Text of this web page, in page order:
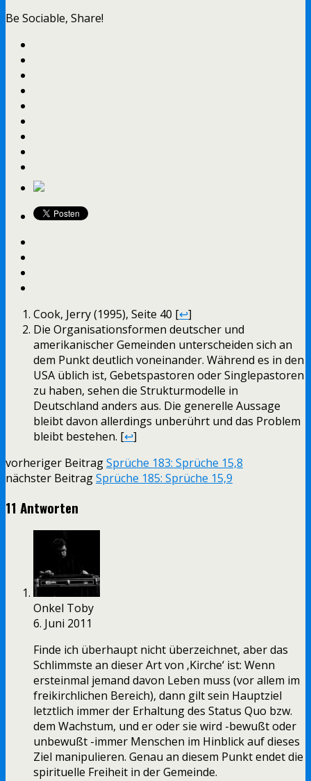
Be Sociable, Share!
Cook, Jerry (1995), Seite 40 [↩]
Die Organisationsformen deutscher und
amerikanischer Gemeinden unterscheiden sich an
dem Punkt deutlich voneinander. Während es in den
USA üblich ist, Gebetspastoren oder Singlepastoren
zu haben, sehen die Strukturmodelle in
Deutschland anders aus. Die generelle Aussage
bleibt davon allerdings unberührt und das Problem
bleibt bestehen. [↩]
vorheriger BeitragSprüche 183: Sprüche 15,8
nächster BeitragSprüche 185: Sprüche 15,9
11 Antworten
Onkel Toby
6. Juni 2011
Finde ich überhaupt nicht überzeichnet, aber das
Schlimmste an dieser Art von ‚Kirche‘ ist: Wenn
ersteinmal jemand davon Leben muss (vor allem im
freikirchlichen Bereich), dann gilt sein Hauptziel
letztlich immer der Erhaltung des Status Quo bzw.
dem Wachstum, und er oder sie wird -bewußt oder
unbewußt -immer Menschen im Hinblick auf dieses
Ziel manipulieren. Genau an diesem Punkt endet die
spirituelle Freiheit in der Gemeinde.